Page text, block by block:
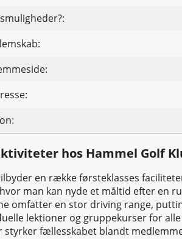
hos Hammel Golf
en række førsteklasses
man kan nyde et måltid efter en
omfatter en stor driving range,
lektioner og gruppekurser for
styrker fællesskabet blandt